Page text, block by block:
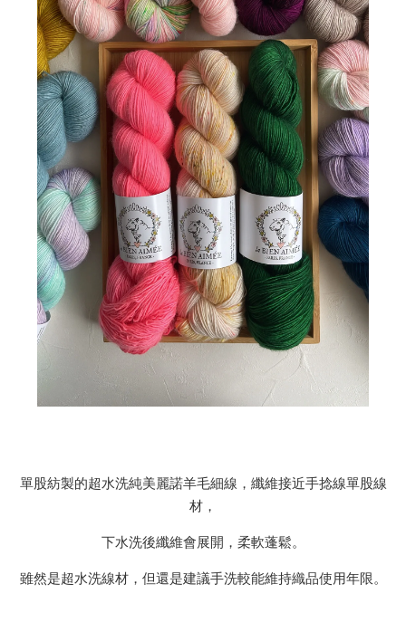
單股紡製的超水洗純美麗諾羊毛細線，纖維接近手捻線單股線
材，
下水洗後纖維會展開，柔軟蓬鬆。
雖然是超水洗線材，但還是建議手洗較能維持織品使用年限。